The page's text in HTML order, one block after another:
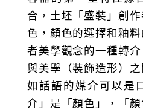
合，土坯「盛裝」創
色，顏色的選擇和釉
者美學觀念的一種轉介
與美學（裝飾造形）
如話語的媒介可以是
介」是「顏色」，「